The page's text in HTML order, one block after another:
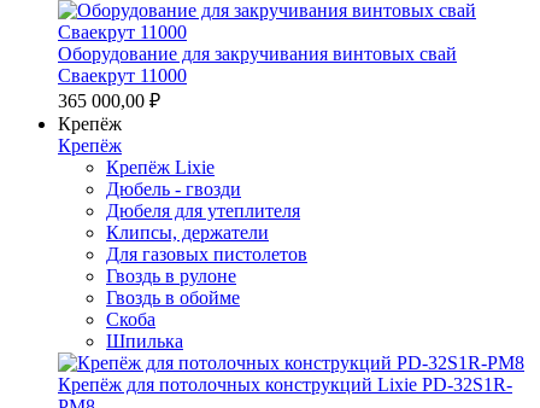
Оборудование для закручивания винтовых свай
Сваекрут 11000
365 000,00 ₽
Крепёж
Крепёж
Крепёж Lixie
Дюбель - гвозди
Дюбеля для утеплителя
Клипсы, держатели
Для газовых пистолетов
Гвоздь в рулоне
Гвоздь в обойме
Скоба
Шпилька
Крепёж для потолочных конструкций Lixie PD-32S1R-